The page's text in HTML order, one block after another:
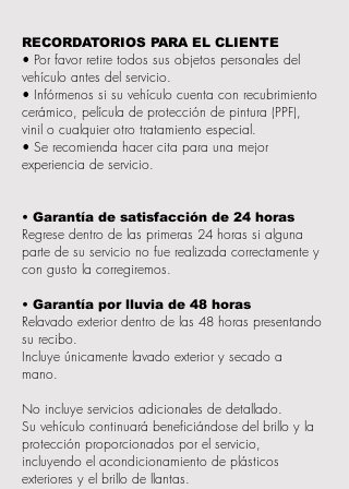
RECORDATORIOS PARA EL CLIENTE
• Por favor retire todos sus objetos personales del
vehículo antes del servicio.
• Infórmenos si su vehículo cuenta con recubrimiento
cerámico, película de protección de pintura (PPF),
vinil o cualquier otro tratamiento especial.
• Se recomienda hacer cita para una mejor
experiencia de servicio.
• Garantía de satisfacción de 24 horas
Regrese dentro de las primeras 24 horas si alguna
parte de su servicio no fue realizada correctamente y
con gusto la corregiremos.
• Garantía por lluvia de 48 horas
Relavado exterior dentro de las 48 horas presentando
su recibo.
Incluye únicamente lavado exterior y secado a
mano.
No incluye servicios adicionales de detallado.
Su vehículo continuará beneficiándose del brillo y la
protección proporcionados por el servicio,
incluyendo el acondicionamiento de plásticos
exteriores y el brillo de llantas.